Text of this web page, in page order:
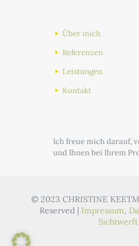
Über mich
Referenzen
Leistungen
Kontakt
Ich freue mich darauf,
und Ihnen bei Ihrem
© 2023 CHRISTINE
Reserved | Impressum,